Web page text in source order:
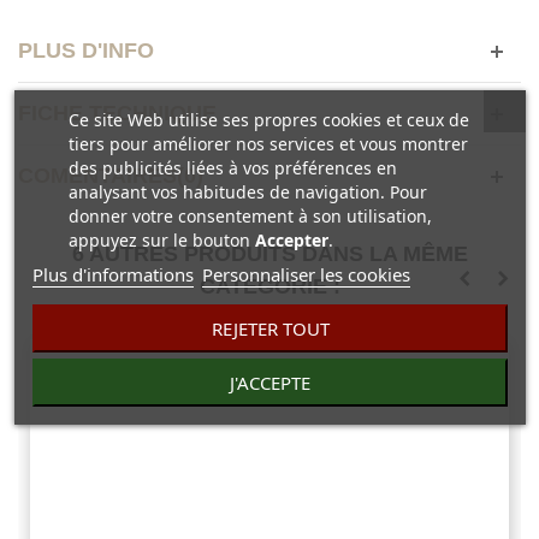
PLUS D'INFO
FICHE TECHNIQUE
COMENTAIRES(0)
6 AUTRES PRODUITS DANS LA MÊME
CATÉGORIE :
Ce site Web utilise ses propres cookies et ceux de
tiers pour améliorer nos services et vous montrer
des publicités liées à vos préférences en
analysant vos habitudes de navigation. Pour
donner votre consentement à son utilisation,
appuyez sur le bouton Accepter.
Plus d'informations Personnaliser les cookies
REJETER TOUT
J'ACCEPTE